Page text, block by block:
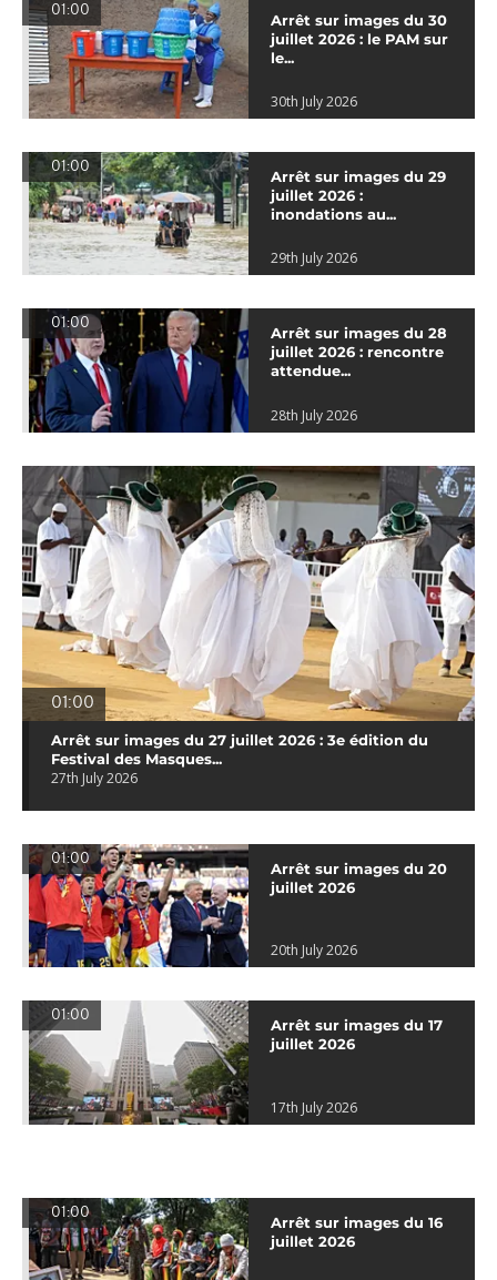
01:00
Arrêt sur images du 30
juillet 2026 : le PAM sur
le...
30th July 2026
01:00
Arrêt sur images du 29
juillet 2026 :
inondations au...
29th July 2026
01:00
Arrêt sur images du 28
juillet 2026 : rencontre
attendue...
28th July 2026
01:00
Arrêt sur images du 27 juillet 2026 : 3e édition du
Festival des Masques...
27th July 2026
01:00
Arrêt sur images du 20
juillet 2026
20th July 2026
01:00
Arrêt sur images du 17
juillet 2026
17th July 2026
01:00
Arrêt sur images du 16
juillet 2026